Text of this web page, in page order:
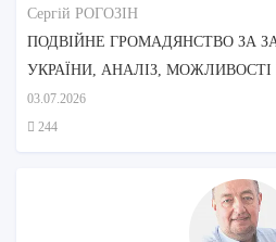
Сергій РОГОЗІН
ПОДВІЙНЕ ГРОМАДЯНСТВО ЗА
УКРАЇНИ, АНАЛІЗ, МОЖЛИВОСТІ
03.07.2026
244